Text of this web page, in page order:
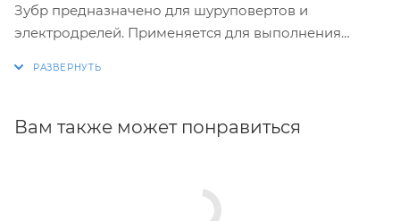
Зубр предназначено для шуруповертов и
электродрелей. Применяется для выполнения
Оснастка изготовлена из качественной
патроне. Сверло имеет парооксидированное
покрытие, защищающее рабочую часть от коррозии.
Вам также может понравиться